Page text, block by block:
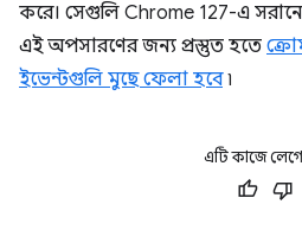
করে। সেগুলি Chrome 127-এ
এই অপসারণের জন্য প্রস্তুত হতে
ইভেন্টগুলি মুছে ফেলা হবে৷
এটি কাজে